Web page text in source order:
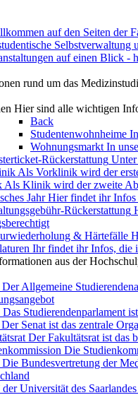
auf den Seiten der
Selbstverwaltung
auf einen Blick -
rund um das
Hier sind alle wichtigen
Back
Studentenwohnheime
Wohnungsmarkt In
Rückerstattung Unter
Als Vorklinik wird der
Als Klinik wird der zweite
Jahr Hier findet ihr Infos
Rückerstattung
& Härtefälle
Ihr findet ihr Infos, die
aus der
Der Allgemeine
Das Studierendenparlament
Der Senat ist das zentrale
Der Fakultätsrat ist das
Die
Die Bundesvertretung der
Universität des